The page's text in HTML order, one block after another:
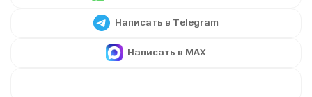
Написать в Telegram
Написать в MAX